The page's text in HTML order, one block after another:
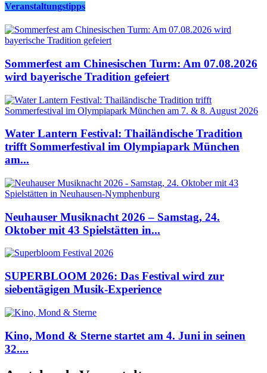
Veranstaltungstipps
Sommerfest am Chinesischen Turm: Am 07.08.2026
wird bayerische Tradition gefeiert
Water Lantern Festival: Thailändische Tradition
trifft Sommerfestival im Olympiapark München
am...
Neuhauser Musiknacht 2026 – Samstag, 24.
Oktober mit 43 Spielstätten in...
SUPERBLOOM 2026: Das Festival wird zur
siebentägigen Musik-Experience
Kino, Mond & Sterne startet am 4. Juni in seinen
32....